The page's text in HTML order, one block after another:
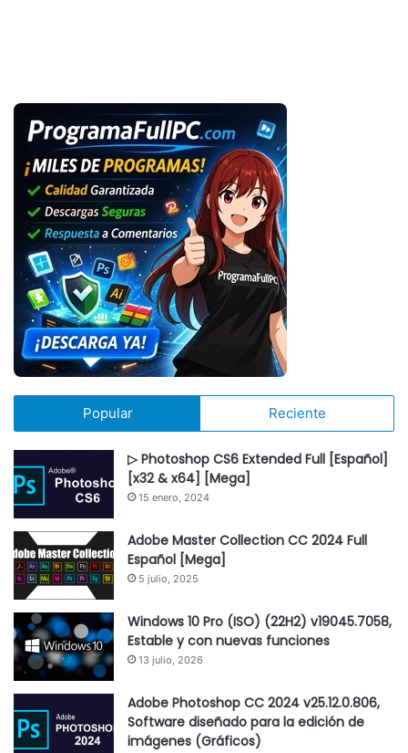
Popular Reciente
▷ Photoshop CS6 Extended Full [Español]
[x32 & x64] [Mega]
15 enero, 2024
Adobe Master Collection CC 2024 Full
Español [Mega]
5 julio, 2025
Windows 10 Pro (ISO) (22H2) v19045.7058,
Estable y con nuevas funciones
13 julio, 2026
Adobe Photoshop CC 2024 v25.12.0.806,
Software diseñado para la edición de
imágenes (Gráficos)